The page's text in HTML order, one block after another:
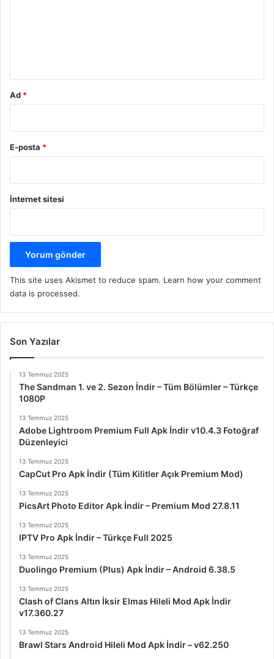
Ad *
E-posta *
İnternet sitesi
This site uses Akismet to reduce spam. Learn how your comment
data is processed.
Son Yazılar
13 Temmuz 2025
The Sandman 1. ve 2. Sezon İndir – Tüm Bölümler – Türkçe
1080P
13 Temmuz 2025
Adobe Lightroom Premium Full Apk İndir v10.4.3 Fotoğraf
Düzenleyici
13 Temmuz 2025
CapCut Pro Apk İndir (Tüm Kilitler Açık Premium Mod)
13 Temmuz 2025
PicsArt Photo Editor Apk İndir – Premium Mod 27.8.11
13 Temmuz 2025
IPTV Pro Apk İndir – Türkçe Full 2025
13 Temmuz 2025
Duolingo Premium (Plus) Apk İndir – Android 6.38.5
13 Temmuz 2025
Clash of Clans Altın İksir Elmas Hileli Mod Apk İndir
v17.360.27
13 Temmuz 2025
Brawl Stars Android Hileli Mod Apk İndir – v62.250